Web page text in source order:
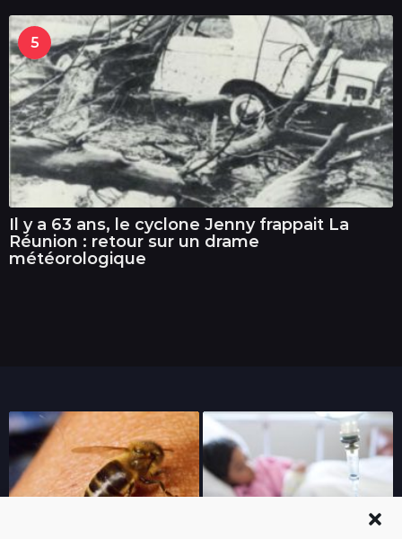
5
Il y a 63 ans, le cyclone Jenny frappait La
Réunion : retour sur un drame
météorologique